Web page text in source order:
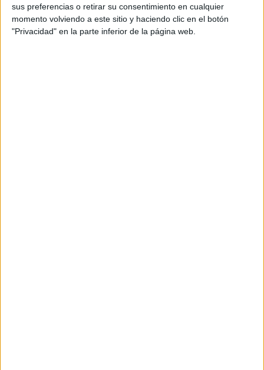
sus preferencias o retirar su consentimiento en cualquier
momento volviendo a este sitio y haciendo clic en el botón
"Privacidad" en la parte inferior de la página web.